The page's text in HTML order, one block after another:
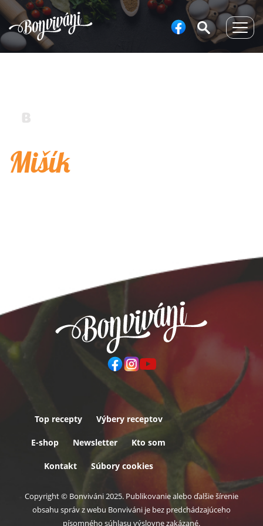
Mišík
Päta
Top recepty Výbery receptov
E-shop Newsletter Kto som
Kontakt Súbory cookies
Copyright © Bonviváni 2025. Publikovanie alebo ďalšie šírenie
obsahu správ z webu Bonviváni je bez predchádzajúceho
písomného súhlasu výslovne zakázané.